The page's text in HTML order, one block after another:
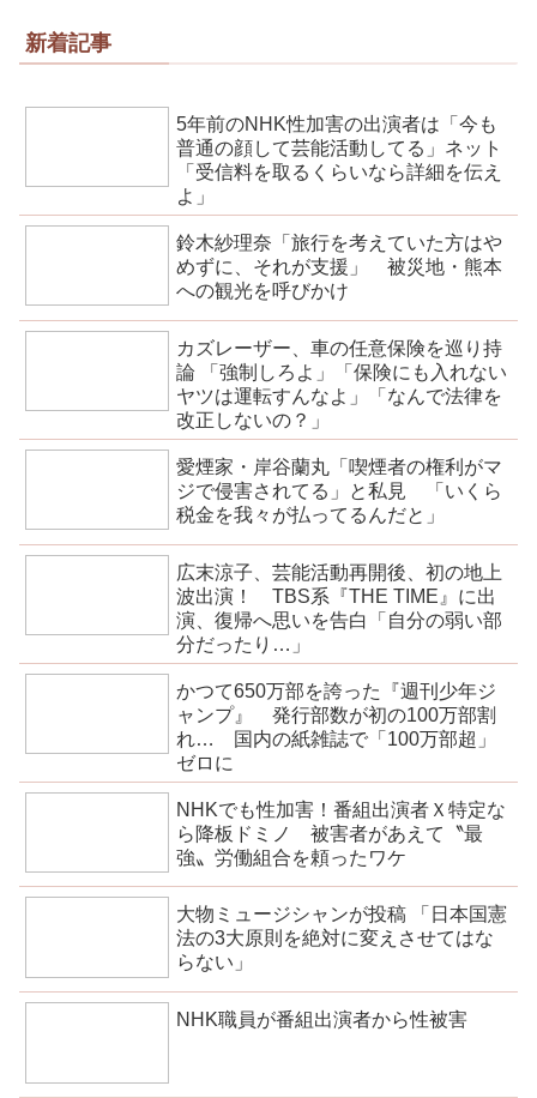
新着記事
5年前のNHK性加害の出演者は「今も
普通の顔して芸能活動してる」ネット
「受信料を取るくらいなら詳細を伝え
よ」
鈴木紗理奈「旅行を考えていた方はや
めずに、それが支援」 被災地・熊本
への観光を呼びかけ
カズレーザー、車の任意保険を巡り持
論 「強制しろよ」「保険にも入れない
ヤツは運転すんなよ」「なんで法律を
改正しないの？」
愛煙家・岸谷蘭丸「喫煙者の権利がマ
ジで侵害されてる」と私見 「いくら
税金を我々が払ってるんだと」
広末涼子、芸能活動再開後、初の地上
波出演！ TBS系『THE TIME』に出
演、復帰へ思いを告白「自分の弱い部
分だったり…」
かつて650万部を誇った『週刊少年ジ
ャンプ』 発行部数が初の100万部割
れ… 国内の紙雑誌で「100万部超」
ゼロに
NHKでも性加害！番組出演者Ｘ特定な
ら降板ドミノ 被害者があえて〝最
強〟労働組合を頼ったワケ
大物ミュージシャンが投稿 「日本国憲
法の3大原則を絶対に変えさせてはな
らない」
NHK職員が番組出演者から性被害